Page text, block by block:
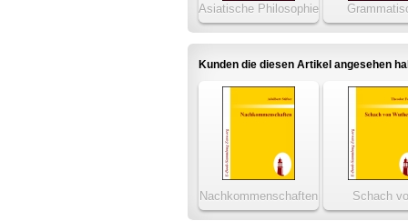
Asiatische Philosophie
- Indien und China
kritisches
der hochdt.
Kunden die diesen Artikel angesehen
Nachkommenschaften
Schach